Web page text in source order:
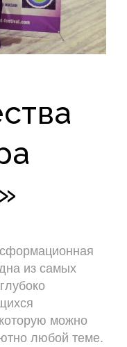
из самых
можно
любой теме.